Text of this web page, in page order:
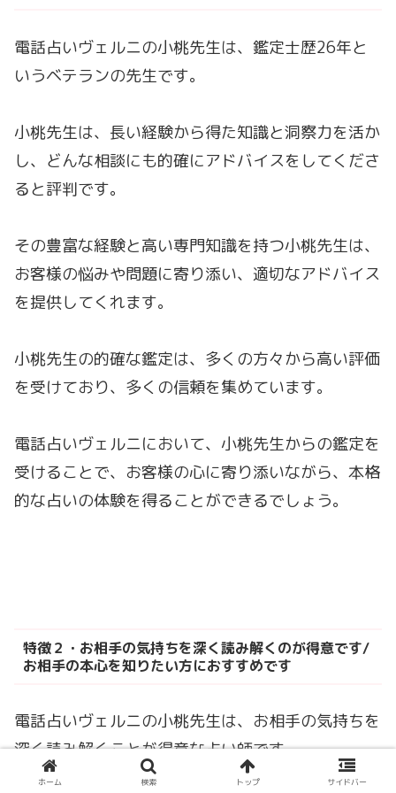
電話占いヴェルニの小桃先生は、鑑定士歴26年と
いうベテランの先生です。
小桃先生は、長い経験から得た知識と洞察力を活か
し、どんな相談にも的確にアドバイスをしてくださ
ると評判です。
その豊富な経験と高い専門知識を持つ小桃先生は、
お客様の悩みや問題に寄り添い、適切なアドバイス
を提供してくれます。
小桃先生の的確な鑑定は、多くの方々から高い評価
を受けており、多くの信頼を集めています。
電話占いヴェルニにおいて、小桃先生からの鑑定を
受けることで、お客様の心に寄り添いながら、本格
的な占いの体験を得ることができるでしょう。
特徴２・お相手の気持ちを深く読み解くのが得意です/
お相手の本心を知りたい方におすすめです
電話占いヴェルニの小桃先生は、お相手の気持ちを
深く読み解くことが得意な占い師です。
ホーム 検索 トップ サイドバー